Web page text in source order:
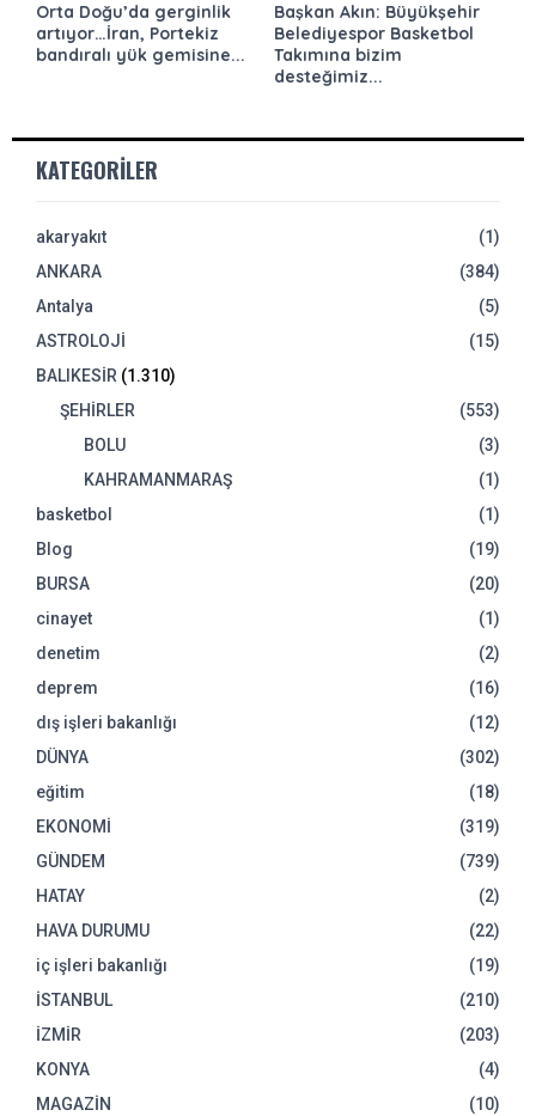
Orta Doğu’da gerginlik
artıyor…İran, Portekiz
bandıralı yük gemisine...
Başkan Akın: Büyükşehir
Belediyespor Basketbol
Takımına bizim
desteğimiz...
KATEGORILER
akaryakıt
(1)
ANKARA
(384)
Antalya
(5)
ASTROLOJİ
(15)
BALIKESİR (1.310)
ŞEHİRLER
(553)
BOLU
(3)
KAHRAMANMARAŞ
(1)
basketbol
(1)
Blog
(19)
BURSA
(20)
cinayet
(1)
denetim
(2)
deprem
(16)
dış işleri bakanlığı
(12)
DÜNYA
(302)
eğitim
(18)
EKONOMİ
(319)
GÜNDEM
(739)
HATAY
(2)
HAVA DURUMU
(22)
iç işleri bakanlığı
(19)
İSTANBUL
(210)
İZMİR
(203)
KONYA
(4)
MAGAZİN
(10)